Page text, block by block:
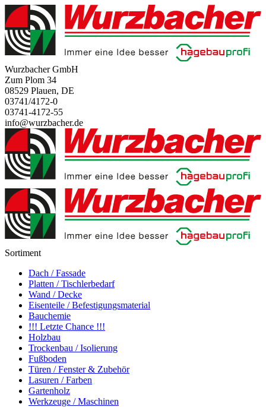
Wurzbacher GmbH
Zum Plom 34
08529 Plauen, DE
03741/4172-0
03741-4172-55
info@wurzbacher.de
Sortiment
Dach / Fassade
Platten / Tischlerbedarf
Wand / Decke
Eisenteile / Befestigungsmaterial
Bauchemie
!!! Letzte Chance !!!
Holzbau
Trockenbau / Isolierung
Fußboden
Türen / Fenster & Zubehör
Lasuren / Farben
Gartenholz
Werkzeuge / Maschinen